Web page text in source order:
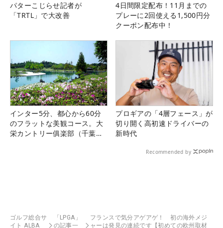
パターこじらせ記者が
「TRTL」で大改善
4日間限定配布！11月までの
プレーに2回使える1,500円分
クーポン配布中！
インター5分、都心から60分
のフラットな美観コース。大
栄カントリー俱楽部（千葉
プロギアの「4層フェース」が
切り開く高初速ドライバーの
新時代
Recommended by
ゴルフ総合サ
イト ALBA
「LPGA」
の記事一
フランスで気分アゲアゲ！ 初の海外メジ
ャーは発見の連続です【初めての欧州取材